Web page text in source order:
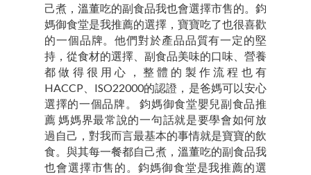
己煮，溫董吃的副食品我也會選擇市售的。鈞
媽御食堂是我推薦的選擇，寶寶吃了也很喜歡
的一個品牌。他們對於產品品質有一定的堅
持，從食材的選擇、副食品美味的口味、營養
都做得很用心，整體的製作流程也有
HACCP、ISO22000的認證，是爸媽可以安心
選擇的一個品牌。 鈞媽御食堂嬰兒副食品推
薦 媽媽界最常說的一句話就是要學會如何放
過自己，對我而言最基本的事情就是寶寶的飲
食。與其每一餐都自己煮，溫董吃的副食品我
也會選擇市售的。鈞媽御食堂是我推薦的選